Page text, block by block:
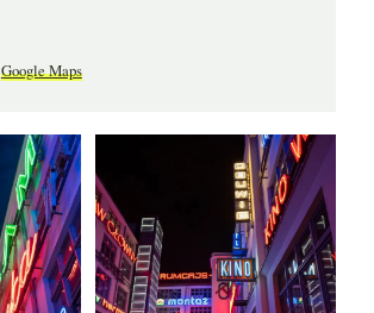
Google Maps